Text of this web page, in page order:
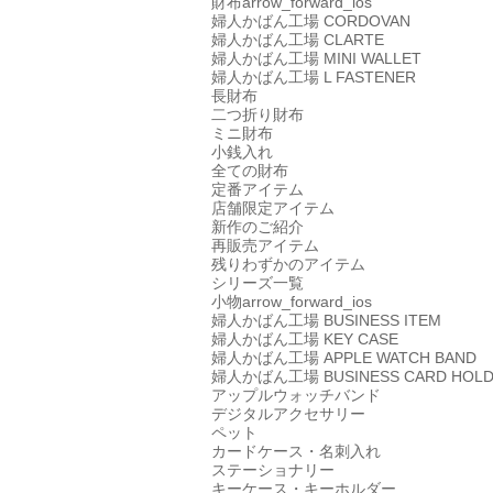
婦人かばん工場 CORDOVAN
婦人かばん工場 CLARTE
婦人かばん工場 MINI WALLET
婦人かばん工場 L FASTENER
長財布
二つ折り財布
ミニ財布
小銭入れ
全ての財布
定番アイテム
店舗限定アイテム
新作のご紹介
再販売アイテム
残りわずかのアイテム
シリーズ一覧
小物arrow_forward_ios
婦人かばん工場 BUSINESS ITEM
婦人かばん工場 KEY CASE
婦人かばん工場 APPLE WATCH BAND
婦人かばん工場 BUSINESS CARD
アップルウォッチバンド
デジタルアクセサリー
ペット
カードケース・名刺入れ
ステーショナリー
キーケース・キーホルダー